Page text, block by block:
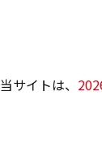
タバコ屋に欠
らトルコ。
当サイトは、